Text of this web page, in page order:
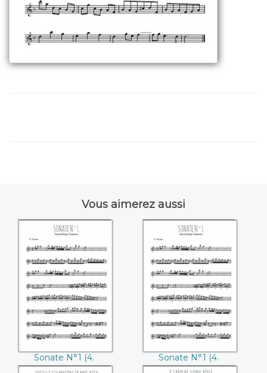
Vous aimerez aussi
Sonate N°1 (4.
Vivace) ((Georg
Philipp Telemann))
Sonate N°1 (4.
Vivace) (Georg
Sonate N°1 (4.
Vivace) (Georg
Philipp Telemann)
Sonate N°1 (4.
Vivace) (Georg